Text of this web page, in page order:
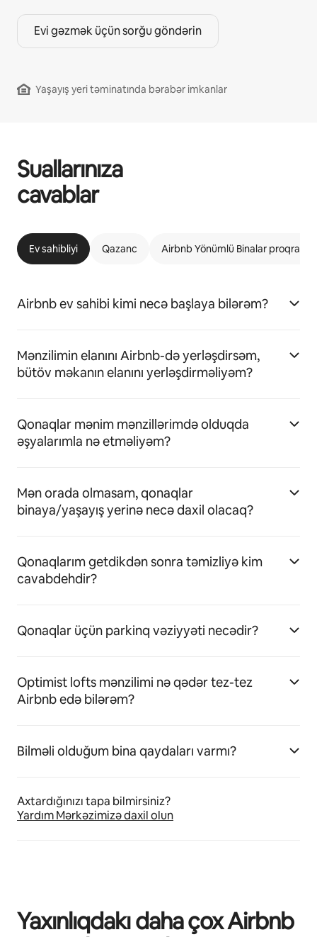
Evi gəzmək üçün sorğu göndərin
Yaşayış yeri təminatında bərabər imkanlar
Suallarınıza
cavablar
Ev sahibliyi Qazanc Airbnb Yönümlü Binalar proqramı
Airbnb ev sahibi kimi necə başlaya bilərəm?
Mənzilimin elanını Airbnb-də yerləşdirsəm,
bütöv məkanın elanını yerləşdirməliyəm?
Qonaqlar mənim mənzillərimdə olduqda
əşyalarımla nə etməliyəm?
Mən orada olmasam, qonaqlar
binaya/yaşayış yerinə necə daxil olacaq?
Qonaqlarım getdikdən sonra təmizliyə kim
cavabdehdir?
Qonaqlar üçün parkinq vəziyyəti necədir?
Optimist lofts mənzilimi nə qədər tez-tez
Airbnb edə bilərəm?
Bilməli olduğum bina qaydaları varmı?
Axtardığınızı tapa bilmirsiniz?
Yardım Mərkəzimizə daxil olun
Yaxınlıqdakı daha çox Airbnb